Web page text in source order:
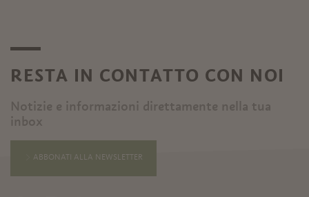
RESTA IN CONTATTO CON NOI
Notizie e informazioni direttamente nella tua
inbox
ABBONATI ALLA NEWSLETTER